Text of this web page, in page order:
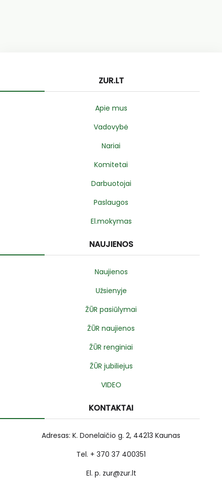
ZUR.LT
Apie mus
Vadovybė
Nariai
Komitetai
Darbuotojai
Paslaugos
El.mokymas
NAUJIENOS
Naujienos
Užsienyje
ŽŪR pasiūlymai
ŽŪR naujienos
ŽŪR renginiai
ŽŪR jubiliejus
VIDEO
KONTAKTAI
Adresas: K. Donelaičio g. 2, 44213 Kaunas
Tel. + 370 37 400351
El. p. zur@zur.lt